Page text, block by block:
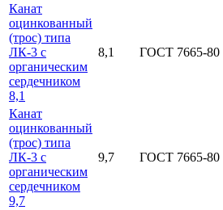
Канат
оцинкованный
(трос) типа
ЛК-3 с
органическим
сердечником
8,1
8,1 ГОСТ 7665-80
Канат
оцинкованный
(трос) типа
ЛК-3 с
органическим
сердечником
9,7
9,7 ГОСТ 7665-80